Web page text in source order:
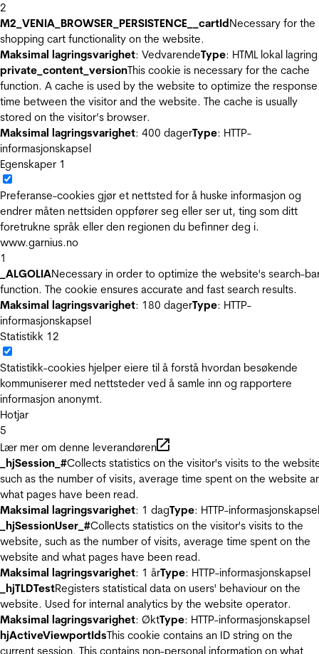
2
M2_VENIA_BROWSER_PERSISTENCE__cartIdNecessary for the
shopping cart functionality on the website.
Maksimal lagringsvarighet: VedvarendeType: HTML lokal lagring
private_content_versionThis cookie is necessary for the cache
function. A cache is used by the website to optimize the response
time between the visitor and the website. The cache is usually
stored on the visitor’s browser.
Maksimal lagringsvarighet: 400 dagerType: HTTP-
informasjonskapsel
Egenskaper 1
Preferanse-cookies gjør et nettsted for å huske informasjon og
endrer måten nettsiden oppfører seg eller ser ut, ting som ditt
foretrukne språk eller den regionen du befinner deg i.
www.garnius.no
1
_ALGOLIANecessary in order to optimize the website's search-
function. The cookie ensures accurate and fast search results.
Maksimal lagringsvarighet: 180 dagerType: HTTP-
informasjonskapsel
Statistikk 12
Statistikk-cookies hjelper eiere til å forstå hvordan besøkende
kommuniserer med nettsteder ved å samle inn og rapportere
informasjon anonymt.
Hotjar
5
Lær mer om denne leverandøren
_hjSession_#Collects statistics on the visitor's visits to the
such as the number of visits, average time spent on the website
what pages have been read.
Maksimal lagringsvarighet: 1 dagType: HTTP-informasjonskapsel
_hjSessionUser_#Collects statistics on the visitor's visits to the
website, such as the number of visits, average time spent on the
website and what pages have been read.
Maksimal lagringsvarighet: 1 årType: HTTP-informasjonskapsel
_hjTLDTestRegisters statistical data on users' behaviour on the
website. Used for internal analytics by the website operator.
Maksimal lagringsvarighet: ØktType: HTTP-informasjonskapsel
hjActiveViewportIdsThis cookie contains an ID string on the
current session. This contains non-personal information on what